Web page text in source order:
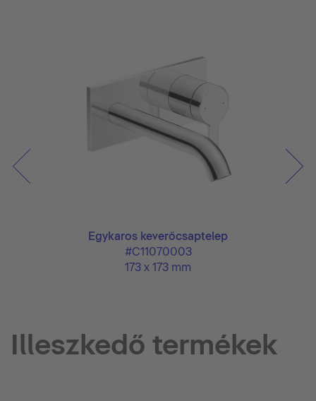
Egykaros keverőcsaptelep
#C11070003
173 x 173 mm
Illeszkedő termékek